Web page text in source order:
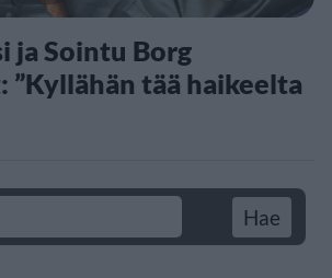
ja Sointu Borg
”Kyllähän tää haikeelta